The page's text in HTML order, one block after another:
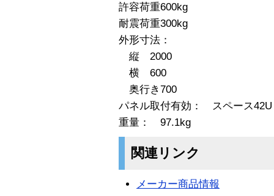
許容荷重600kg
耐震荷重300kg
外形寸法：
縦 2000
横 600
奥行き700
パネル取付有効： スペース42U
重量： 97.1kg
関連リンク
メーカー商品情報